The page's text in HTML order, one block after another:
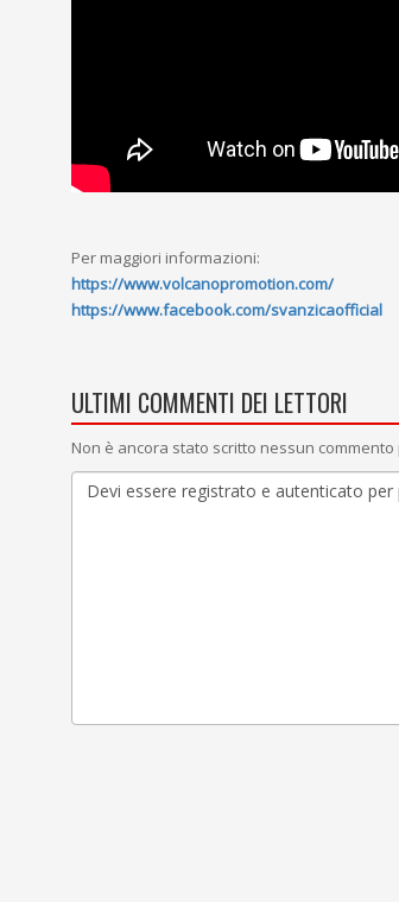
Per maggiori informazioni:
https://www.volcanopromotion.com/
https://www.facebook.com/svanzicaofficial
ULTIMI COMMENTI DEI LETTORI
Non è ancora stato scritto nessun